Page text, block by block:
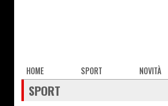
Main
navigation
HOME SPORT NOVITÀ
SPORT